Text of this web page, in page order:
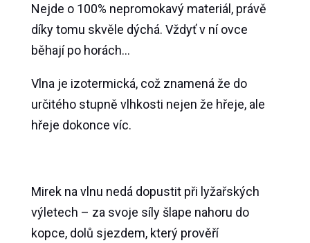
Nejde o 100% nepromokavý materiál, právě
díky tomu skvěle dýchá. Vždyť v ní ovce
běhají po horách…
Vlna je izotermická, což znamená že do
určitého stupně vlhkosti nejen že hřeje, ale
hřeje dokonce víc.
Mirek na vlnu nedá dopustit při lyžařských
výletech – za svoje síly šlape nahoru do
kopce, dolů sjezdem, který prověří